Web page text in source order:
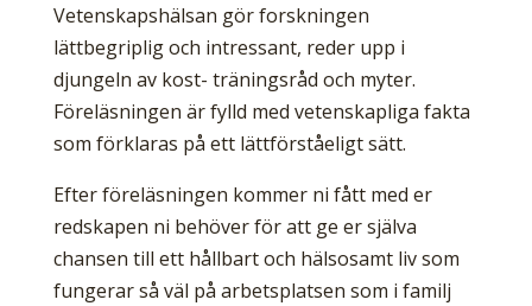
Vetenskapshälsan gör forskningen
lättbegriplig och intressant, reder upp i
djungeln av kost- träningsråd och myter.
Föreläsningen är fylld med vetenskapliga fakta
som förklaras på ett lättförståeligt sätt.
Efter föreläsningen kommer ni fått med er
redskapen ni behöver för att ge er själva
chansen till ett hållbart och hälsosamt liv som
fungerar så väl på arbetsplatsen som i familj